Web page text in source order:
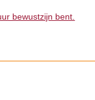
bewustzijn bent.
bewustzijn bent.